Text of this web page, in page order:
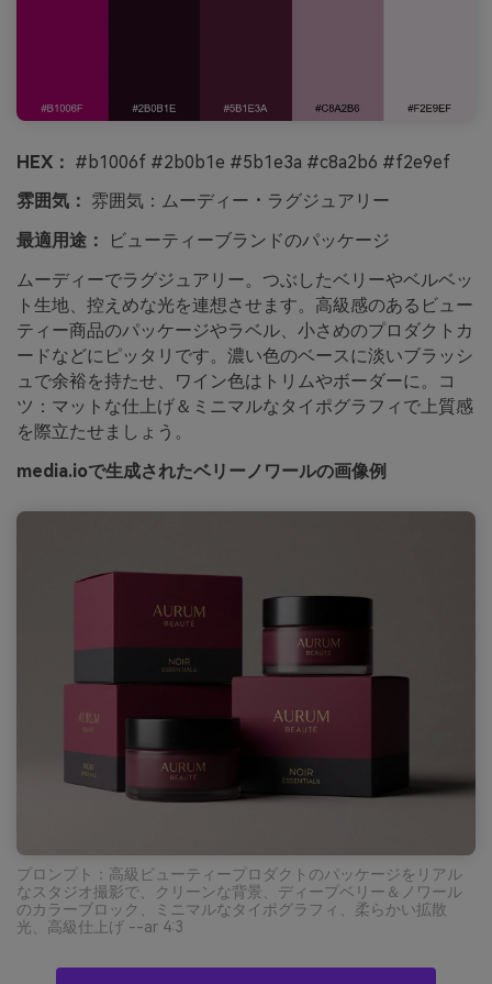
HEX： #b1006f #2b0b1e #5b1e3a #c8a2b6 #f2e9ef
雰囲気： 雰囲気：ムーディー・ラグジュアリー
最適用途：
ビューティーブランドのパッケージ
ムーディーでラグジュアリー。つぶしたベリーやベルベッ
ト生地、控えめな光を連想させます。高級感のあるビュー
ティー商品のパッケージやラベル、小さめのプロダクトカ
ードなどにピッタリです。濃い色のベースに淡いブラッシ
ュで余裕を持たせ、ワイン色はトリムやボーダーに。コ
ツ：マットな仕上げ＆ミニマルなタイポグラフィで上質感
を際立たせましょう。
media.ioで生成されたベリーノワールの画像例
プロンプト：高級ビューティープロダクトのパッケージをリアル
なスタジオ撮影で、クリーンな背景、ディープベリー＆ノワール
のカラーブロック、ミニマルなタイポグラフィ、柔らかい拡散
光、高級仕上げ --ar 4:3